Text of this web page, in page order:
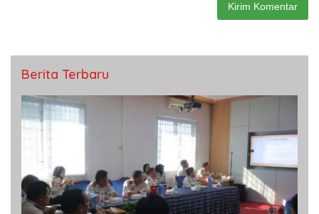
Berita Terbaru